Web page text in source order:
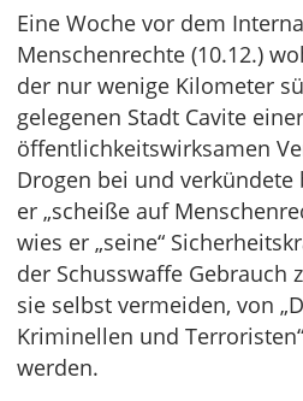
Eine Woche vor dem
Menschenrechte (10.12.)
der nur wenige Kilometer
gelegenen Stadt Cavite einer
öffentlichkeitswirksamen
Drogen bei und verkündete
er „scheiße auf
wies er „seine“
der Schusswaffe Gebrauch
sie selbst vermeiden, von
Kriminellen und
werden.